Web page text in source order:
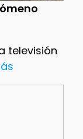
televisión